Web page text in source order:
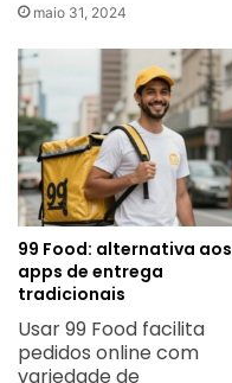
maio 31, 2024
99 Food: alternativa aos
apps de entrega
tradicionais
Usar 99 Food facilita
pedidos online com
variedade de